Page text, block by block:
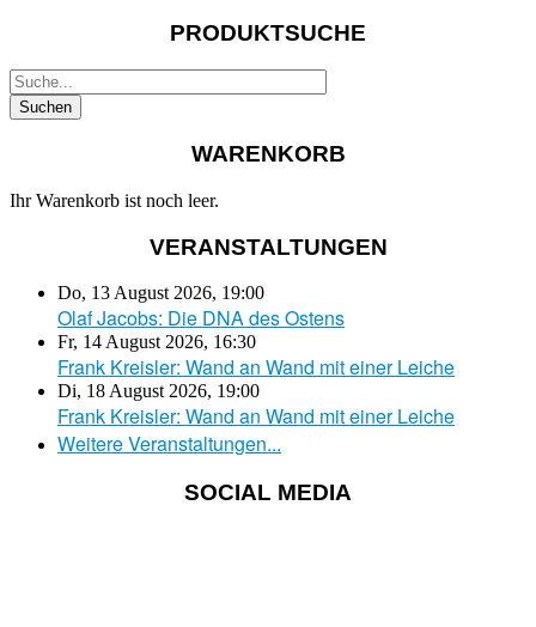
PRODUKTSUCHE
WARENKORB
Ihr Warenkorb ist noch leer.
VERANSTALTUNGEN
Do, 13 August 2026, 19:00
Olaf Jacobs: Die DNA des Ostens
Fr, 14 August 2026, 16:30
Frank Kreisler: Wand an Wand mit einer Leiche
Di, 18 August 2026, 19:00
Frank Kreisler: Wand an Wand mit einer Leiche
Weitere Veranstaltungen...
SOCIAL MEDIA